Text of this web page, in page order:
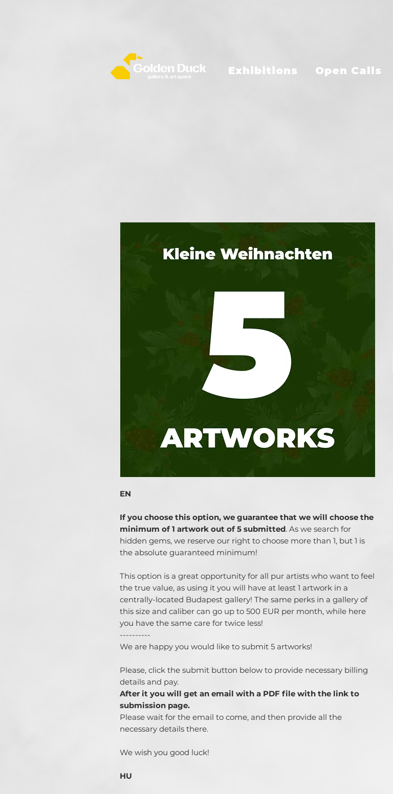
Exhibitions Open Calls
EN
If you choose this option, we guarantee that we will choose the
minimum of 1 artwork out of 5 submitted. As we search for
hidden gems, we reserve our right to choose more than 1, but 1 is
the absolute guaranteed minimum!
This option is a great opportunity for all pur artists who want to feel
the true value, as using it you will have at least 1 artwork in a
centrally-located Budapest gallery! The same perks in a gallery of
this size and caliber can go up to 500 EUR per month, while here
you have the same care for twice less!
----------
We are happy you would like to submit 5 artworks!
Please, click the submit button below to provide necessary billing
details and pay.
After it you will get an email with a PDF file with the link to
submission page.
Please wait for the email to come, and then provide all the
necessary details there.
We wish you good luck!
HU